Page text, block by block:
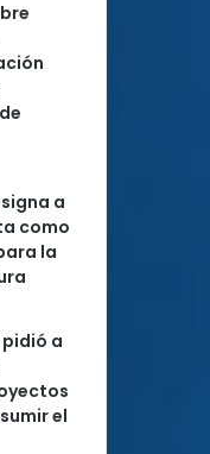
a
como
la
pidió a
el